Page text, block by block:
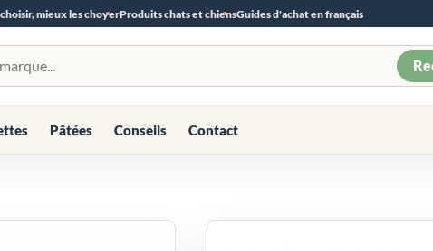
mieux les choyerProduits chats et chiensGuides d'achat en français
Pâtées Conseils Contact